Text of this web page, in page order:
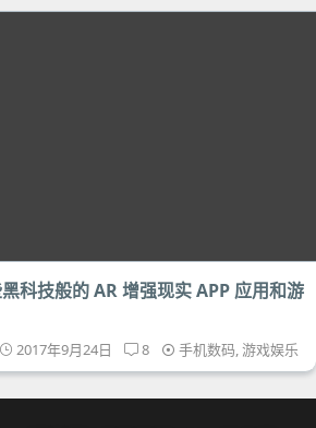
科技般的 AR 增强现实 APP 应用和游
2017年9月24日 8 手机数码,游戏娱乐